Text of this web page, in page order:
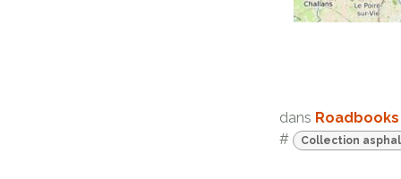
dans Roadbooks
#
Collection